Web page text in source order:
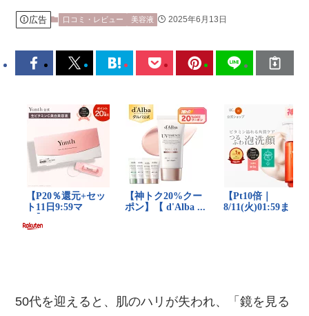
広告 口コミ・レビュー 美容液 2025年6月13日
50代を迎えると、肌のハリが失われ、「鏡を見る